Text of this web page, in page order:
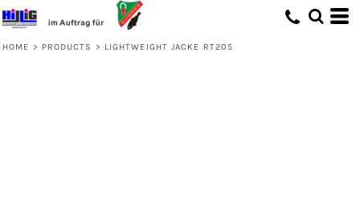
HOME > PRODUCTS > LIGHTWEIGHT JACKE RT205